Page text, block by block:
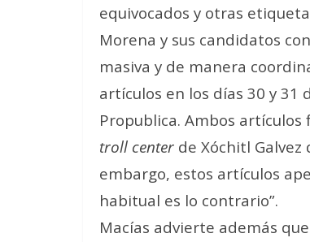
equivocados y otras
Morena y sus candidatos
masiva y de manera
artículos en los días 30 y 31
Propublica. Ambos
troll center de Xóchitl
embargo, estos artículos
habitual es lo contrario”.
Macías advierte además